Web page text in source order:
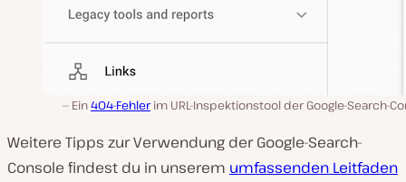
Ein404-Fehler im URL-Inspektionstool der Google-Search-
Weitere Tipps zur Verwendung der Google-Search-
Console findest du in unserem umfassenden Leitfaden